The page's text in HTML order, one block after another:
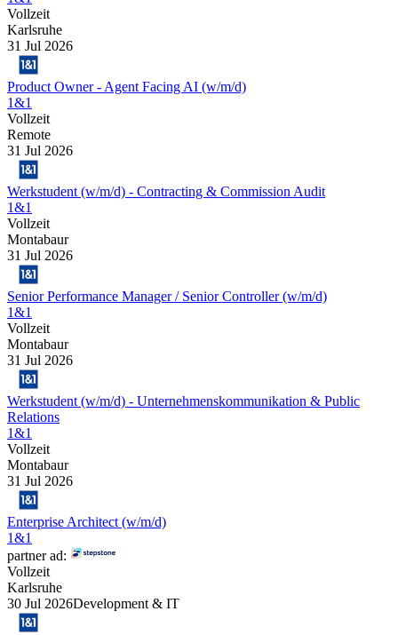
Vollzeit
Karlsruhe
31 Jul 2026
Product Owner - Agent Facing AI (w/m/d)
1&1
Vollzeit
Remote
31 Jul 2026
Werkstudent (w/m/d) - Contracting & Commission Audit
1&1
Vollzeit
Montabaur
31 Jul 2026
Senior Performance Manager / Senior Controller (w/m/d)
1&1
Vollzeit
Montabaur
31 Jul 2026
Werkstudent (w/m/d) - Unternehmenskommunikation & Public
Relations
1&1
Vollzeit
Montabaur
31 Jul 2026
Enterprise Architect (w/m/d)
1&1
partner ad:
Vollzeit
Karlsruhe
30 Jul 2026Development & IT